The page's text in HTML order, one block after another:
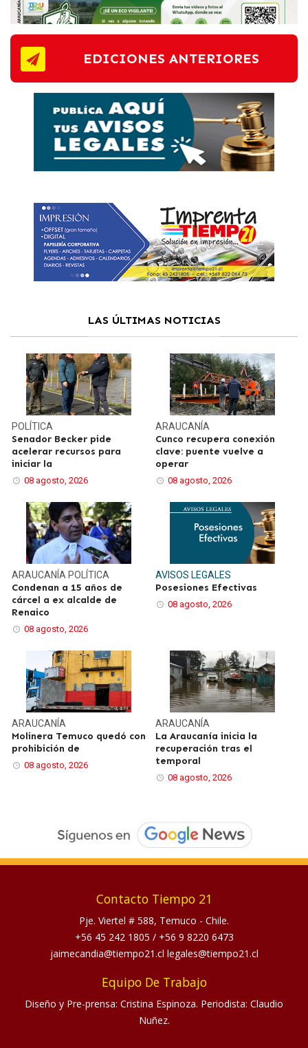
EDICIONES ANTERIORES
LAS ÚLTIMAS NOTICIAS
POLÍTICA
Senador Becker pide
acelerar recursos para
iniciar la
08 agosto, 2026
ARAUCANÍA
Cunco recupera conexión
clave: puente vuelve a
operar
08 agosto, 2026
ARAUCANÍA POLÍTICA
Condenan a 15 años de
cárcel a ex alcalde de
Renaico
08 agosto, 2026
AVISOS LEGALES
Posesiones Efectivas
08 agosto, 2026
ARAUCANÍA
Molinera Temuco quedó con
prohibición de
08 agosto, 2026
ARAUCANÍA
La Araucanía inicia la
recuperación tras el
temporal
08 agosto, 2026
Contacto Tiempo 21
Pje. Viertel # 588, Temuco - Chile.
+56 45 242 1805 / +56 9 8220 6473
jaimecandia@tiempo21.cl legales@tiempo21.cl
Equipo De Trabajo
Diseño y Pre-prensa: Cristina Espinoza. Periodista: Claudio
Nuñez.